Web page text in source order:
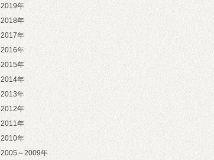
2019年
2018年
2017年
2016年
2015年
2014年
2013年
2012年
2011年
2010年
2005～2009年